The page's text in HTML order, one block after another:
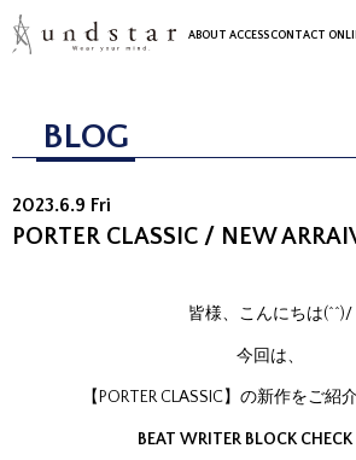
ABOUT ACCESSCONTACT
BLOG
2023.6.9 Fri
PORTER CLASSIC / NEW
皆様、こんにちは(^^)/
今回は、
【PORTER CLASSIC】の新作をご紹
BEAT WRITER BLOCK